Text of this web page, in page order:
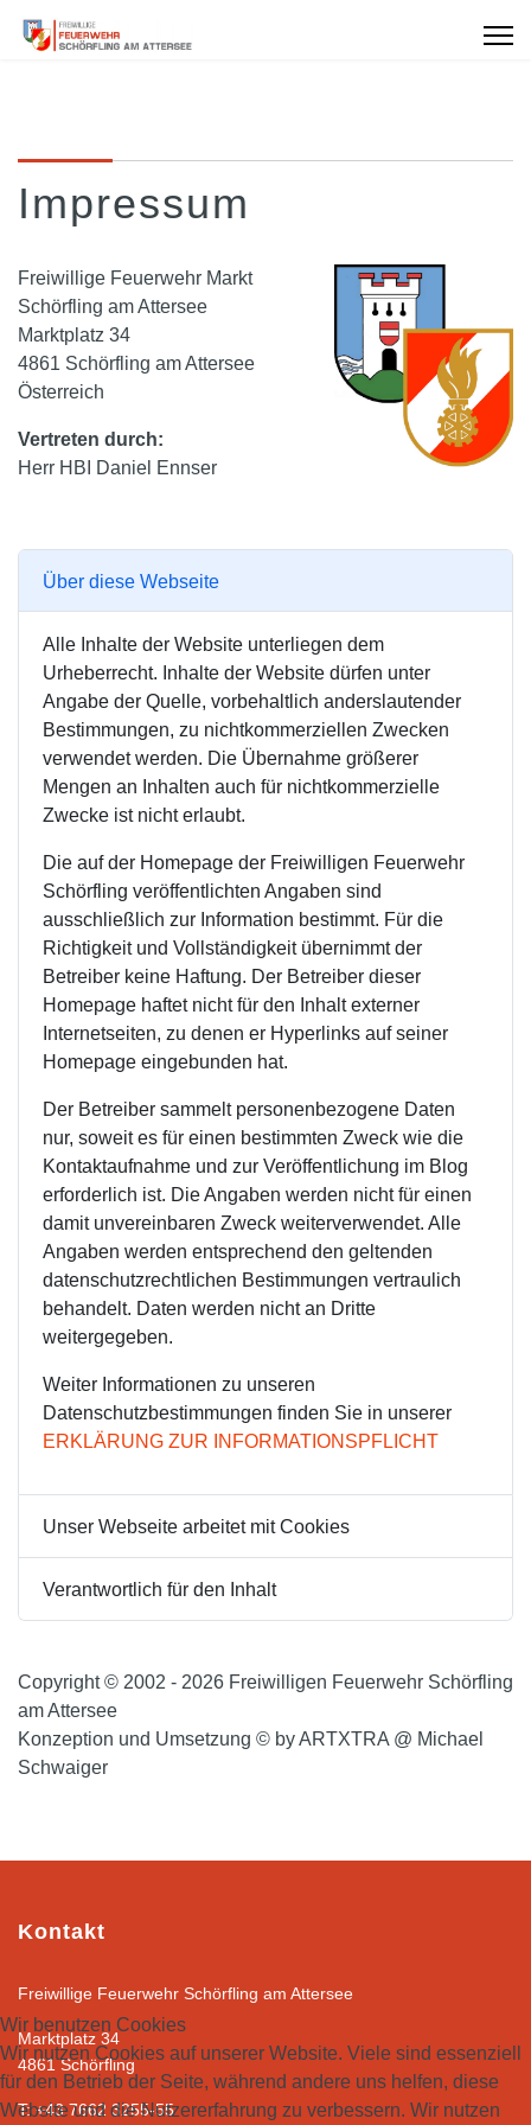
Impressum
Freiwillige Feuerwehr Markt
Schörfling am Attersee
Marktplatz 34
4861 Schörfling am Attersee
Österreich
Vertreten durch:
Herr HBI Daniel Ennser
Über diese Webseite
Alle Inhalte der Website unterliegen dem
Urheberrecht. Inhalte der Website dürfen unter
Angabe der Quelle, vorbehaltlich anderslautender
Bestimmungen, zu nichtkommerziellen Zwecken
verwendet werden. Die Übernahme größerer
Mengen an Inhalten auch für nichtkommerzielle
Zwecke ist nicht erlaubt.
Die auf der Homepage der Freiwilligen Feuerwehr
Schörfling veröffentlichten Angaben sind
ausschließlich zur Information bestimmt. Für die
Richtigkeit und Vollständigkeit übernimmt der
Betreiber keine Haftung. Der Betreiber dieser
Homepage haftet nicht für den Inhalt externer
Internetseiten, zu denen er Hyperlinks auf seiner
Homepage eingebunden hat.
Der Betreiber sammelt personenbezogene Daten
nur, soweit es für einen bestimmten Zweck wie die
Kontaktaufnahme und zur Veröffentlichung im Blog
erforderlich ist. Die Angaben werden nicht für einen
damit unvereinbaren Zweck weiterverwendet. Alle
Angaben werden entsprechend den geltenden
datenschutzrechtlichen Bestimmungen vertraulich
behandelt. Daten werden nicht an Dritte
weitergegeben.
Weiter Informationen zu unseren
Datenschutzbestimmungen finden Sie in unserer
ERKLÄRUNG ZUR INFORMATIONSPFLICHT
Unser Webseite arbeitet mit Cookies
Verantwortlich für den Inhalt
Copyright © 2002 - 2026 Freiwilligen Feuerwehr Schörfling
am Attersee
Konzeption und Umsetzung © by ARTXTRA @ Michael
Schwaiger
Kontakt
Freiwillige Feuerwehr Schörfling am Attersee
Marktplatz 34
4861 Schörfling
T: +43 7662 3255-55
Wir benutzen Cookies
Wir nutzen Cookies auf unserer Website. Viele sind essenziell
für den Betrieb der Seite, während andere uns helfen, diese
Website und die Nutzererfahrung zu verbessern. Wir nutzen